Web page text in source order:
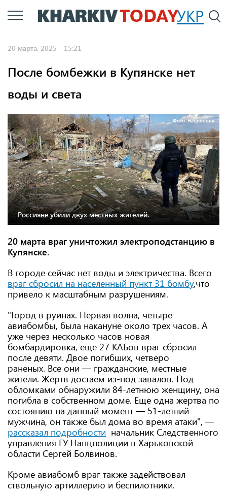
Перейти
к
УКР
20 марта, 2025 - 15:21
После бомбежки в Купянске нет
воды и света
Фото: Нацполіція
Россияне убили двух местных жителей.
20 марта враг уничтожил электроподстанцию ​​в
Купянске.
В городе сейчас нет воды и электричества. Всего
враг сбросил на населенный пункт 31 бомбу,что
привело к масштабным разрушениям.
"Город в руинах. Первая волна, четыре
авиабомбы, была накануне около трех часов. А
уже через несколько часов новая
бомбардировка, еще 27 КАБов враг сбросил
после девяти. Двое погибших, четверо
раненых. Все они — гражданские, местные
жители. Жертв достаем из-под завалов. Под
обломками обнаружили 84-летнюю женщину, она
погибла в собственном доме. Еще одна жертва по
состоянию на данный момент — 51-летний
мужчина, он также был дома во время атаки", —
рассказал подробности начальник Следственного
управления ГУ Напцполиции в Харьковской
области Сергей Болвинов.
Кроме авиабомб враг также задействовал
ствольную артиллерию и беспилотники.